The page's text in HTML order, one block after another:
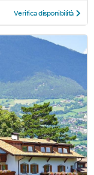
Verifica disponibilità